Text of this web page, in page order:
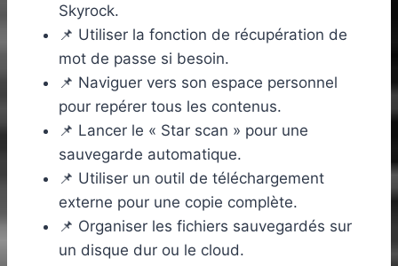
Skyrock.
📌 Utiliser la fonction de récupération de
mot de passe si besoin.
📌 Naviguer vers son espace personnel
pour repérer tous les contenus.
📌 Lancer le « Star scan » pour une
sauvegarde automatique.
📌 Utiliser un outil de téléchargement
externe pour une copie complète.
📌 Organiser les fichiers sauvegardés sur
un disque dur ou le cloud.